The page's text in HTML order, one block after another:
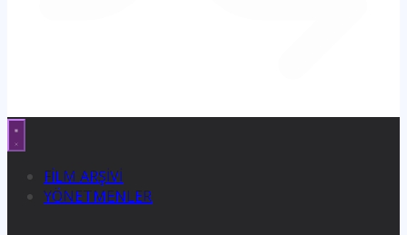
FİLM ARŞİVİ
YÖNETMENLER